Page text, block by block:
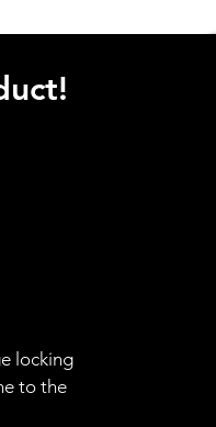
locking
to the